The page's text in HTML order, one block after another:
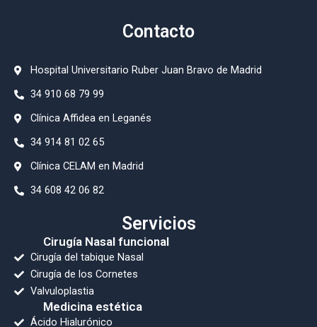
Contacto
Hospital Universitario Ruber Juan Bravo de Madrid
34 910 68 79 99
⁠Clínica Affidea en Leganés
34 914 81 02 65
Clínica CELAM en Madrid
34 608 42 06 82
Servicios
Cirugía Nasal funcional
Cirugía del tabique Nasal
Cirugía de los Cornetes
Valvuloplastia
Medicina estética
Ácido Hialurónico